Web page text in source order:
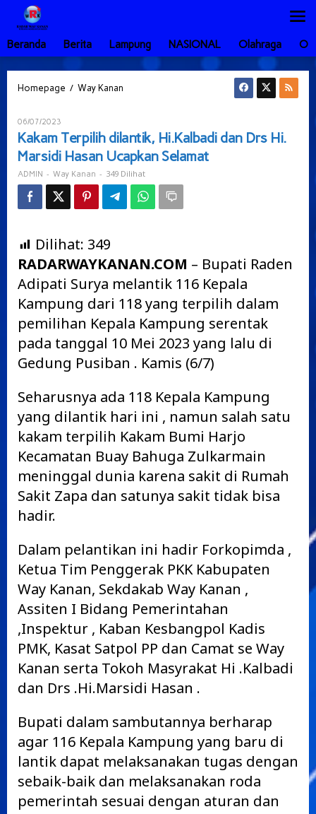
Lewati
konten
Beranda
Berita Lampung NASIONAL Olahraga
Homepage / Way Kanan
dan
Drs
Hi.
Marsidi
Hasan
Ucapkan
06/07/2023
ADMIN
Kakam Terpilih dilantik, Hi.Kalbadi dan Drs Hi.
Marsidi Hasan Ucapkan Selamat
ADMIN - Way Kanan - 349 Dilihat
Dilihat: 349
RADARWAYKANAN.COM – Bupati Raden
Adipati Surya melantik 116 Kepala
Kampung dari 118 yang terpilih dalam
pemilihan Kepala Kampung serentak
pada tanggal 10 Mei 2023 yang lalu di
Gedung Pusiban . Kamis (6/7)
Seharusnya ada 118 Kepala Kampung
yang dilantik hari ini , namun salah satu
kakam terpilih Kakam Bumi Harjo
Kecamatan Buay Bahuga Zulkarmain
meninggal dunia karena sakit di Rumah
Sakit Zapa dan satunya sakit tidak bisa
hadir.
Dalam pelantikan ini hadir Forkopimda ,
Ketua Tim Penggerak PKK Kabupaten
Way Kanan, Sekdakab Way Kanan ,
Assiten I Bidang Pemerintahan
,Inspektur , Kaban Kesbangpol Kadis
PMK, Kasat Satpol PP dan Camat se Way
Kanan serta Tokoh Masyrakat Hi .Kalbadi
dan Drs .Hi.Marsidi Hasan .
Bupati dalam sambutannya berharap
agar 116 Kepala Kampung yang baru di
lantik dapat melaksanakan tugas dengan
sebaik-baik dan melaksanakan roda
pemerintah sesuai dengan aturan dan